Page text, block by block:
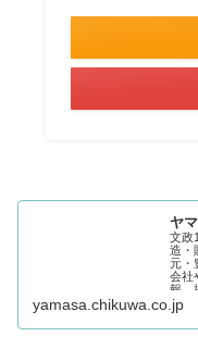
ヤ
文政
造・
元・
会社
報、
yamasa.chikuwa.co.jp